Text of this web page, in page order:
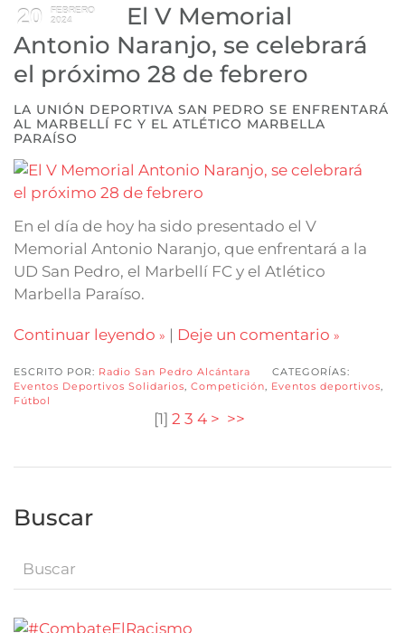
20
FEBRERO
2024
El V Memorial
Antonio Naranjo, se celebrará
el próximo 28 de febrero
LA UNIÓN DEPORTIVA SAN PEDRO SE ENFRENTARÁ
AL MARBELLÍ FC Y EL ATLÉTICO MARBELLA
PARAÍSO
En el día de hoy ha sido presentado el V
Memorial Antonio Naranjo, que enfrentará a la
UD San Pedro, el Marbellí FC y el Atlético
Marbella Paraíso.
Continuar leyendo | Deje un comentario
ESCRITO POR: Radio San Pedro Alcántara
CATEGORÍAS:
Eventos Deportivos Solidarios Competición Eventos deportivos
Fútbol
[1] 2 3 4 > >>
Buscar